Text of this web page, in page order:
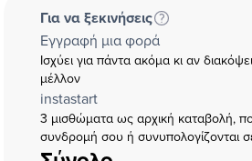
Για να ξεκινήσεις
Εγγραφή μια φορά
Ισχύει για πάντα ακόμα κι αν
μέλλον
instastart
3 μισθώματα ως αρχική καταβολή,
συνδρομή σου ή συνυπολογίζονται